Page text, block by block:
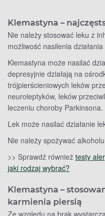
Klemastyna –
Nie należy stosować leku z
możliwość nasilenia
Klemastyna może nasilać
depresyjnie działają na
trójpierścieniowych leków
neuroleptyków, leków
leczeniu choroby Parkinsona.
Lek może nasilać działanie
Nie należy spożywać
>> Sprawdź również testy
jaki rodzaj wybrać?
Klemastyna –
karmienia piersią
Ze względu na brak